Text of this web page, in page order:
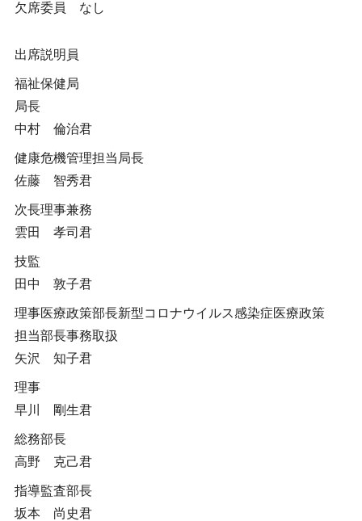
欠席委員 なし
出席説明員
福祉保健局
局長
中村 倫治君
健康危機管理担当局長
佐藤 智秀君
次長理事兼務
雲田 孝司君
技監
田中 敦子君
理事医療政策部長新型コロナウイルス感染症医療政策
担当部長事務取扱
矢沢 知子君
理事
早川 剛生君
総務部長
高野 克己君
指導監査部長
坂本 尚史君